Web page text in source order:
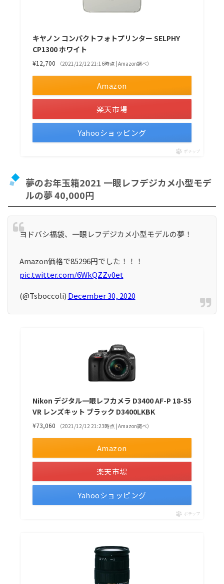
キヤノン コンパクトフォトプリンター SELPHY
CP1300 ホワイト
¥12,700 （2021/12/12 21:16時点 | Amazon調べ）
Amazon
楽天市場
Yahooショッピング
ポチップ
夢のお年玉箱2021 一眼レフデジカメ小型モデ
ルの夢 40,000円
ヨドバシ福袋、一眼レフデジカメ小型モデルの夢！
Amazon価格で85296円でした！！！
pic.twitter.com/6WkQZZv0et
(@Tsboccoli) December 30, 2020
Nikon デジタル一眼レフカメラ D3400 AF-P 18-55
VR レンズキット ブラック D3400LKBK
¥73,060 （2021/12/12 21:23時点 | Amazon調べ）
Amazon
楽天市場
Yahooショッピング
ポチップ